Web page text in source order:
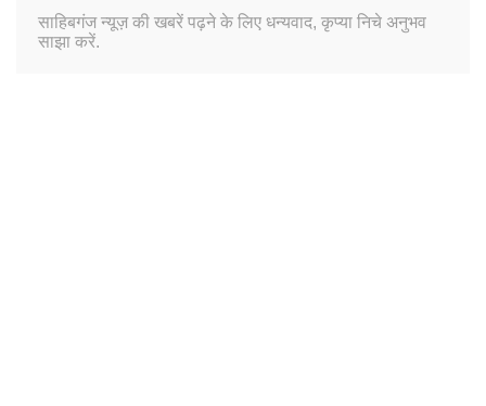
साहिबगंज न्यूज़ की खबरें पढ़ने के लिए धन्यवाद, कृप्या निचे अनुभव
साझा करें.